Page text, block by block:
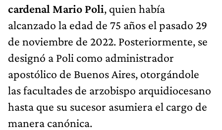
cardenal Mario Poli, quien había
alcanzado la edad de 75 años el pasado 29
de noviembre de 2022. Posteriormente, se
designó a Poli como administrador
apostólico de Buenos Aires, otorgándole
las facultades de arzobispo arquidiocesano
hasta que su sucesor asumiera el cargo de
manera canónica.